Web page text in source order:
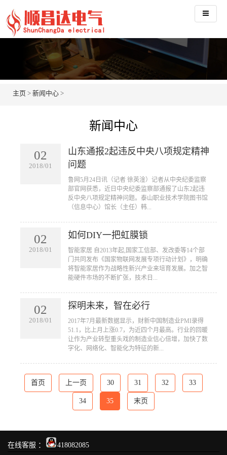
主页 > 新闻中心 >
新闻中心
02
2018/01
山东通报2起违反中央八项规定精神
问题
​鲁网5月24日讯（记者 徐英淦）记者从中央纪委监察
部官网获悉，近日中央纪委监察部通报了山东2起违
反中央八项规定精神问题。泰山职业技术学院图书馆
（信息中心）馆长（主任）韩...
02
2018/01
如何DIY一把虹膜锁
​智能家居 自2013年起,国家工信部、发改委等14个部
门共同发布《国家物联网发展专项行动计划》，明确
将智能家居作为战略性新兴产业来培育发展。加之智
能硬件市场的不断扩张，技术日...
02
2018/01
探明未来，智在必行
​2017年7月最新数据显示，财新中国制造业PMI录得
51.1，比上月上涨0.7，为近四个月最高。行业的回暖
让作为产业转型重头戏的制造业信心倍增，加快了数
字化、网络化、智能化为特征的新...
首页 上一页 30 31 32 33
34 35 末页
在线客服 ： 418082085